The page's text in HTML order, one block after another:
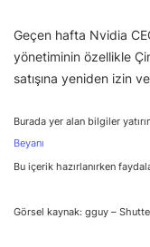
Geçen hafta Nvidia
yönetiminin özellikle
satışına yeniden izin
Burada yer alan bilgiler
Beyanı
Bu içerik hazırlanırken
Görsel kaynak: gguy –